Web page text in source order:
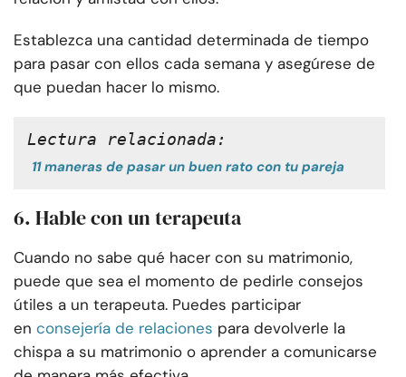
Establezca una cantidad determinada de tiempo
para pasar con ellos cada semana y asegúrese de
que puedan hacer lo mismo.
Lectura relacionada:
11 maneras de pasar un buen rato con tu pareja
6. Hable con un terapeuta
Cuando no sabe qué hacer con su matrimonio,
puede que sea el momento de pedirle consejos
útiles a un terapeuta. Puedes participar
en consejería de relaciones para devolverle la
chispa a su matrimonio o aprender a comunicarse